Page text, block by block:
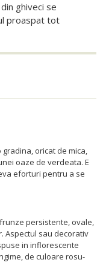
ghiveci se
proaspat tot
oricat de mica,
oaze de verdeata. E
eforturi pentru a se
persistente, ovale,
Aspectul sau decorativ
in inflorescente
de culoare rosu-